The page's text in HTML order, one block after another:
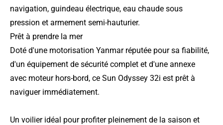
navigation, guindeau électrique, eau chaude sous
pression et armement semi-hauturier.
Prêt à prendre la mer
Doté d'une motorisation Yanmar réputée pour sa fiabilité,
d'un équipement de sécurité complet et d'une annexe
avec moteur hors-bord, ce Sun Odyssey 32i est prêt à
naviguer immédiatement.
Un voilier idéal pour profiter pleinement de la saison et